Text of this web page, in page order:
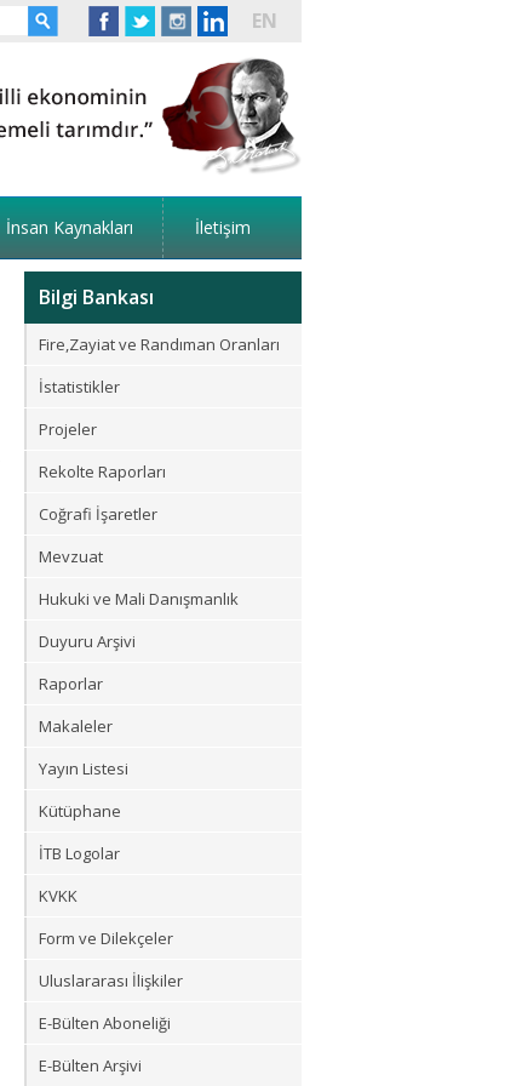
EN
İnsan Kaynakları İletişim
Bilgi Bankası
Fire,Zayiat ve Randıman Oranları
İstatistikler
Projeler
Rekolte Raporları
Coğrafi İşaretler
Mevzuat
Hukuki ve Mali Danışmanlık
Duyuru Arşivi
Raporlar
Makaleler
Yayın Listesi
Kütüphane
İTB Logolar
KVKK
Form ve Dilekçeler
Uluslararası İlişkiler
E-Bülten Aboneliği
E-Bülten Arşivi